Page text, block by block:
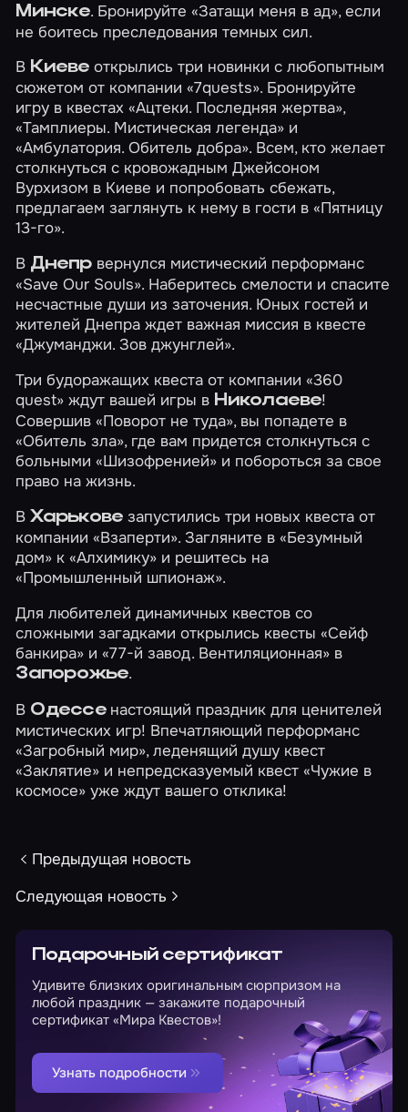
Минске. Бронируйте «Затащи меня в ад», если
не боитесь преследования темных сил.
В Киеве открылись три новинки с любопытным
сюжетом от компании «7quests». Бронируйте
игру в квестах«Ацтеки. Последняя жертва»,
«Тамплиеры. Мистическая легенда» и
«Амбулатория. Обитель добра». Всем, кто желает
столкнуться с кровожадным Джейсоном
Вурхизом в Киеве и попробовать сбежать,
предлагаем заглянуть к нему в гости в«Пятницу
13-го».
В Днепрвернулся мистический перформанс
«Save Our Souls». Наберитесь смелости и спасите
несчастные души из заточения. Юных гостей и
жителей Днепра ждет важная миссия в квесте
«Джуманджи. Зов джунглей».
Три будоражащих квеста от компании «360
quest» ждут вашей игры в Николаеве!
Совершив«Поворот не туда», вы попадете в
«Обитель зла», где вам придется столкнуться с
больными«Шизофренией» и побороться за свое
право на жизнь.
ВХарькове запустились три новых квеста от
компании «Взаперти». Загляните в«Безумный
дом» к«Алхимику» и решитесь на
«Промышленный шпионаж».
Для любителей динамичных квестов со
сложными загадками открылись квесты«Сейф
банкира» и«77-й завод. Вентиляционная» в
Запорожье.
В Одессе настоящий праздник для ценителей
мистических игр! Впечатляющий перформанс
«Загробный мир», леденящий душу квест
«Заклятие» и непредсказуемый квест«Чужие в
космосе» уже ждут вашего отклика!
Предыдущая новость
Следующая новость
Подарочный сертификат
Удивите близких оригинальным сюрпризом на
любой праздник — закажите подарочный
сертификат «Мира Квестов»!
Узнать подробности